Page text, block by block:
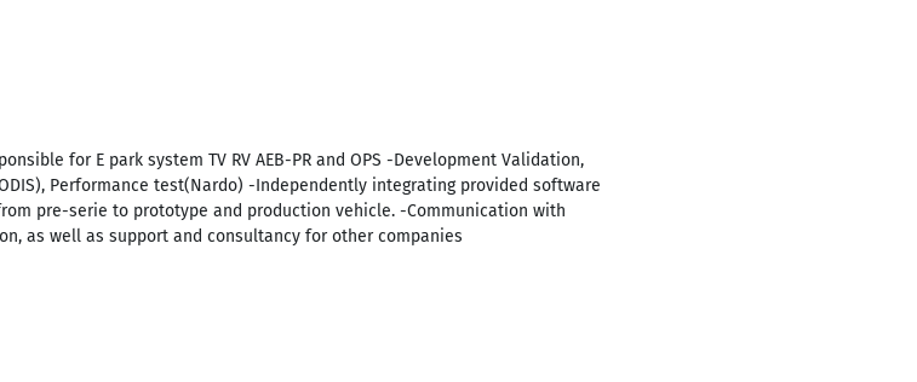
for E park system TV RV AEB-PR and OPS -Development Validation,
Performance test(Nardo) -Independently integrating provided software
pre-serie to prototype and production vehicle. -Communication with
as well as support and consultancy for other companies